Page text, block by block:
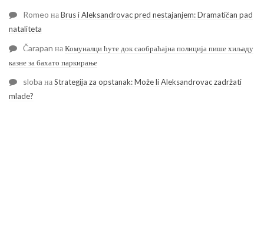
Romeo наBrus i Aleksandrovac pred nestajanjem: Dramatičan pad
nataliteta
Čarapan наКомуналци ћуте док саобраћајна полиција пише хиљаду
казне за бахато паркирање
sloba наStrategija za opstanak: Može li Aleksandrovac zadržati
mlade?